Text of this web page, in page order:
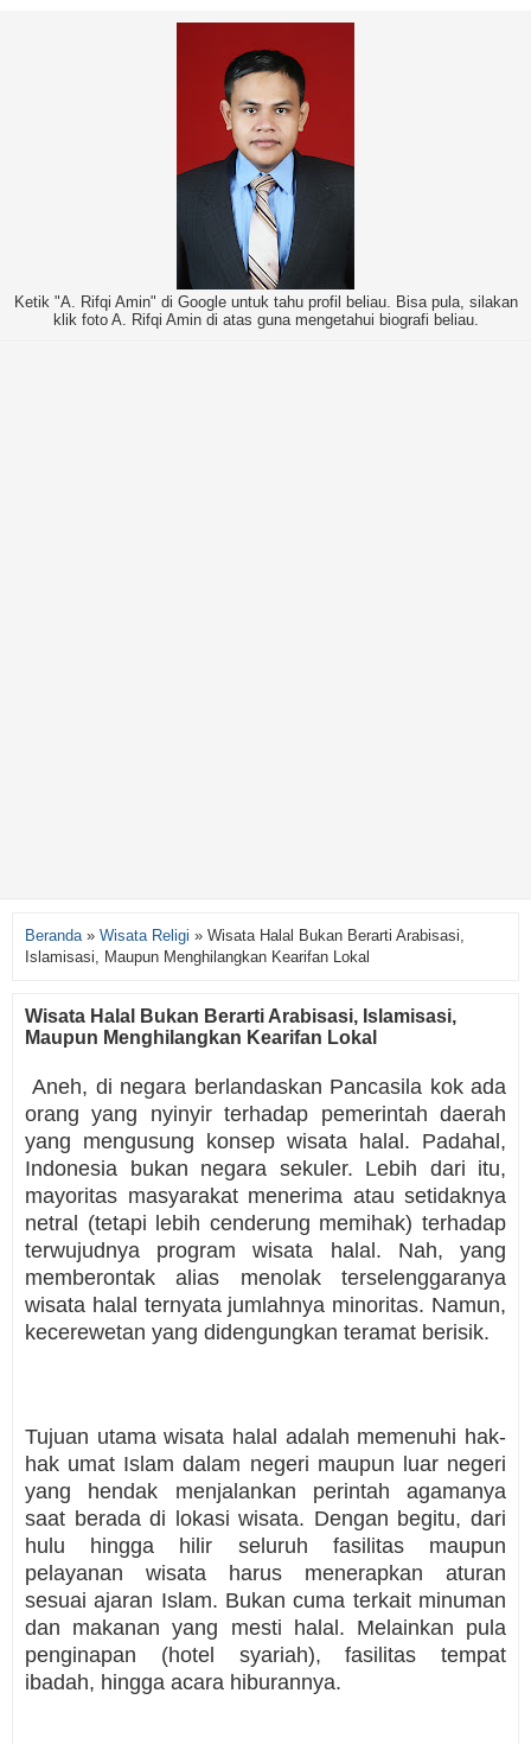
Ketik "A. Rifqi Amin" di Google untuk tahu profil beliau. Bisa pula, silakan
klik foto A. Rifqi Amin di atas guna mengetahui biografi beliau.
Beranda » Wisata Religi » Wisata Halal Bukan Berarti Arabisasi,
Islamisasi, Maupun Menghilangkan Kearifan Lokal
Wisata Halal Bukan Berarti Arabisasi, Islamisasi,
Maupun Menghilangkan Kearifan Lokal
Aneh, di negara berlandaskan Pancasila kok ada
orang yang nyinyir terhadap pemerintah daerah
yang mengusung konsep wisata halal. Padahal,
Indonesia bukan negara sekuler. Lebih dari itu,
mayoritas masyarakat menerima atau setidaknya
netral (tetapi lebih cenderung memihak) terhadap
terwujudnya program wisata halal. Nah, yang
memberontak alias menolak terselenggaranya
wisata halal ternyata jumlahnya minoritas. Namun,
kecerewetan yang didengungkan teramat berisik.
Tujuan utama wisata halal adalah memenuhi hak-
hak umat Islam dalam negeri maupun luar negeri
yang hendak menjalankan perintah agamanya
saat berada di lokasi wisata. Dengan begitu, dari
hulu hingga hilir seluruh fasilitas maupun
pelayanan wisata harus menerapkan aturan
sesuai ajaran Islam. Bukan cuma terkait minuman
dan makanan yang mesti halal. Melainkan pula
penginapan (hotel syariah), fasilitas tempat
ibadah, hingga acara hiburannya.